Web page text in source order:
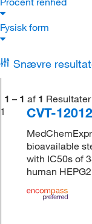
Fysisk form
Snævre
1 – 1 af 1 Resultater
1
CVT-
bioavailable
with IC50s of
human